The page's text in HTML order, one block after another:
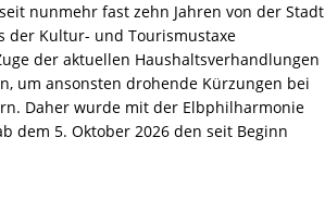
nunmehr fast zehn Jahren von der Stadt
der Kultur- und Tourismustaxe
der aktuellen Haushaltsverhandlungen
um ansonsten drohende Kürzungen bei
Daher wurde mit der Elbphilharmonie
dem 5. Oktober 2026 den seit Beginn